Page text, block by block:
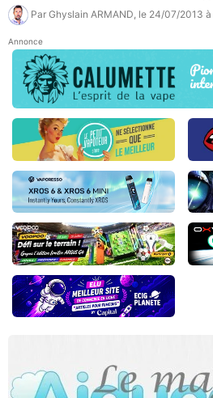
Par Ghyslain ARMAND , le 24/07/2013 à
Annonce